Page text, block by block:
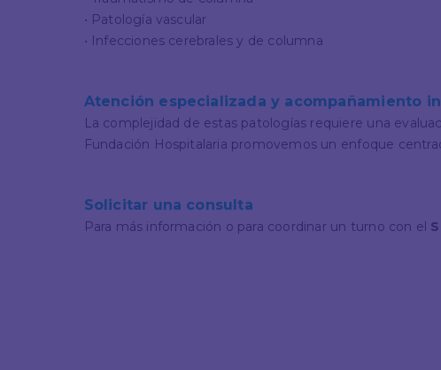
• Patología vascular
• Infecciones cerebrales y de columna
Atención especializada y acompañamiento
La complejidad de estas patologías requiere una
Fundación Hospitalaria promovemos un enfoque
Solicitar una consulta
Para más información o para coordinar un turno con el